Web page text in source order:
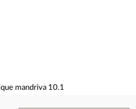
mandriva 10.1